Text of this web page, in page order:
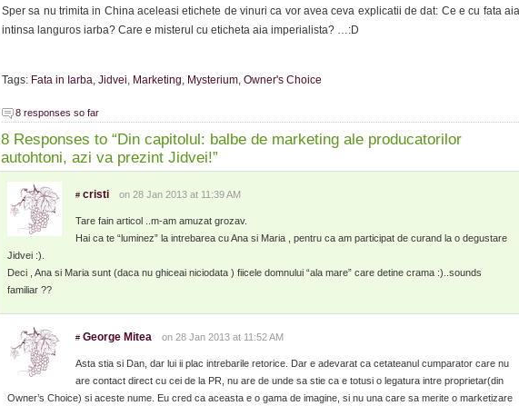
Sper sa nu trimita in China aceleasi etichete de vinuri ca vor avea ceva explicatii de dat: Ce e cu fata aia
intinsa languros iarba? Care e misterul cu eticheta aia imperialista? …:D
Tags: Fata in Iarba Jidvei Marketing Mysterium Owner's Choice
8 responses so far
8 Responses to “Din capitolul: balbe de marketing ale producatorilor
autohtoni, azi va prezint Jidvei!”
# cristi on 28 Jan 2013 at 11:39 AM
Tare fain articol ..m-am amuzat grozav.
Hai ca te “luminez” la intrebarea cu Ana si Maria , pentru ca am participat de curand la o degustare
Jidvei :).
Deci , Ana si Maria sunt (daca nu ghiceai niciodata ) fiicele domnului “ala mare” care detine crama :)..sounds
familiar ??
# George Mitea on 28 Jan 2013 at 11:52 AM
Asta stia si Dan, dar lui ii plac intrebarile retorice. Dar e adevarat ca cetateanul cumparator care nu
are contact direct cu cei de la PR, nu are de unde sa stie ca e totusi o legatura intre proprietar(din
Owner’s Choice) si aceste nume. Eu cred ca aceasta e o gama de imagine, si nu una care sa merite o marketizare